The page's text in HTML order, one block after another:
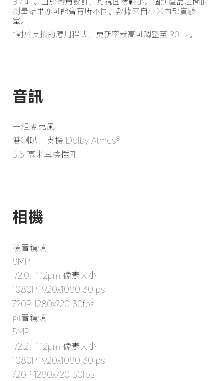
測量結果亦可能會有所不同。數據來自小米內部實驗
室。
*對於支援的應用程式，更新率最高可調整至 90Hz。
音訊
一組麥克風
雙喇叭，支援 Dolby Atmos®
3.5 毫米耳機插孔
相機
後置鏡頭：
8MP
f/2.0，1.12μm 像素大小
1080P 1920x1080 30fps
720P 1280x720 30fps
前置鏡頭
5MP
f/2.2，1.12μm 像素大小
1080P 1920x1080 30fps
720P 1280x720 30fps